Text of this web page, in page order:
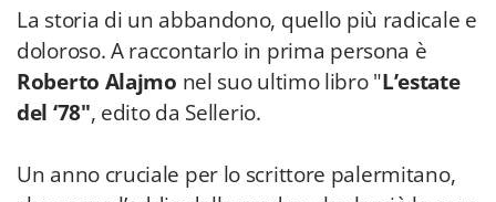
La storia di un abbandono, quello più radicale e
doloroso. A raccontarlo in prima persona è
Roberto Alajmo nel suo ultimo libro "L’estate
del ‘78", edito da Sellerio.
Un anno cruciale per lo scrittore palermitano,